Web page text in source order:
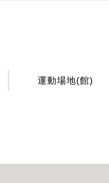
運動場地(館)